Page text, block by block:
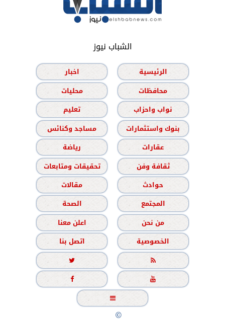
الشباب نيوز
الرئيسية
اخبار
محافظات
محليات
نواب واحزاب
تعليم
بنوك واستثمارات
مساجد وكنائس
عقارات
رياضة
ثقافة وفن
تحقيقات ومتابعات
حوادث
مقالات
المجتمع
الصحة
من نحن
اعلن معنا
الخصوصية
اتصل بنا





جميع الحقوق محفوظة©